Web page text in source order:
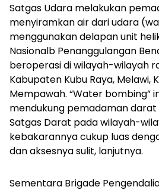
Satgas Udara melakukan
menyiramkan air dari udara
menggunakan delapan unit
Nasionalb Penanggulangan
beroperasi di wilayah-wilayah
Kabupaten Kubu Raya, Melawi,
Mempawah. “Water bombing”
mendukung pemadaman darat
Satgas Darat pada wilayah-
kebakarannya cukup luas
dan aksesnya sulit, lanjutnya.
Sementara Brigade